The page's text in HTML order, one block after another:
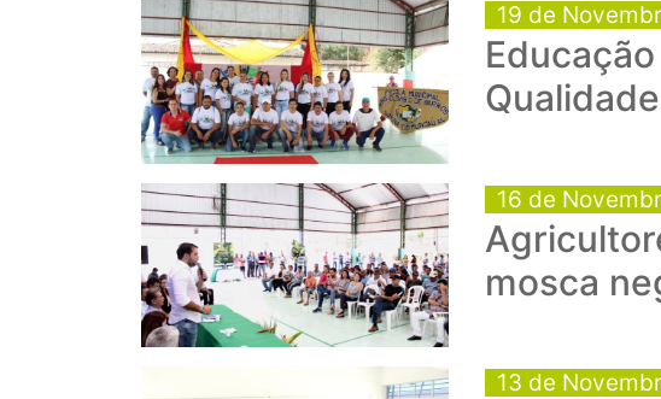
19 de
16 de
mosca
13 de